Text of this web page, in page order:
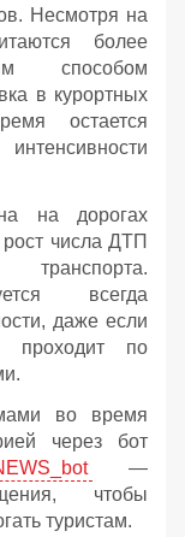
Несмотря на
более
способом
в курортных
остается
на дорогах
рост числа ДТП
транспорта.
всегда
даже если
проходит по
во время
через бот
—
чтобы
туристам.